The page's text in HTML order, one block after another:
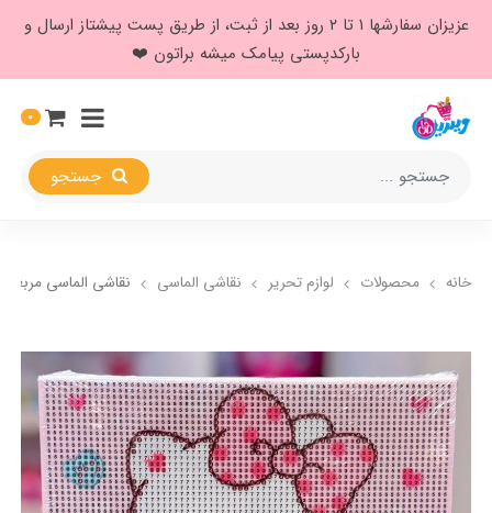
عزیزان سفارشها ۱ تا ۲ روز بعد از ثبت، از طریق پست پیشتاز ارسال و
بارکدپستی پیامک میشه براتون ❤️
0
خانه محصولات لوازم تحریر نقاشی الماسی نقاشی الماسی مربعی